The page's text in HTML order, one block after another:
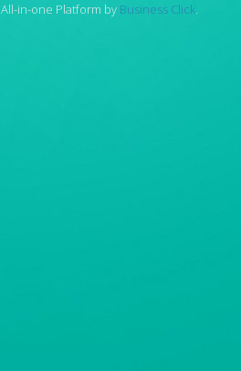
All-in-one Platform by Business Click.